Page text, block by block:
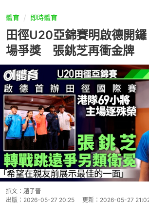
體育 即時體育
田徑U20亞錦賽明啟德開
場爭獎 張銚芝再衝金牌
撰文： 趙子晉
出版： 2026-05-27 20:25 更新： 2026-05-27